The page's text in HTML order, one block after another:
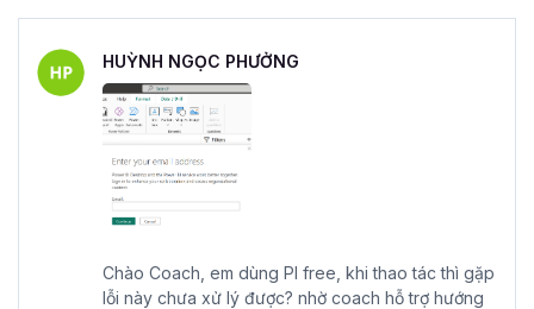
HUỲNH NGỌC PHƯỞNG
Chào Coach, em dùng PI free, khi thao tác thì gặp
lỗi này chưa xử lý được? nhờ coach hỗ trợ hướng